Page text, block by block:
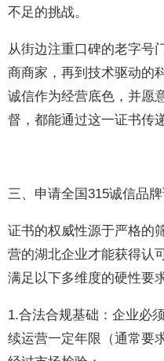
不足的挑战。
从街边注重口碑的老字号
商商家，再到技术驱动的
诚信作为经营底色，并愿
督，都能通过这一证书传
三、申请全国315诚信品
证书的权威性源于严格的
营的湖北企业才能获得认
满足以下多维度的硬性要
1.合法合规基础：企业必
续运营一定年限（通常要